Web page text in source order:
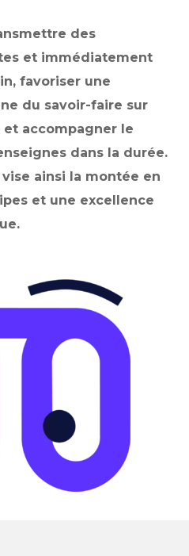
des
et immédiatement
favoriser une
du savoir-faire sur
et accompagner le
dans la durée.
ainsi la montée en
et une excellence